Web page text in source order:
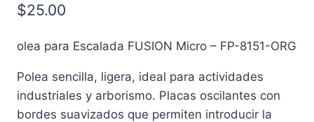
$25.00
olea para Escalada FUSION Micro – FP-8151-ORG
Polea sencilla, ligera, ideal para actividades
industriales y arborismo. Placas oscilantes con
bordes suavizados que permiten introducir la